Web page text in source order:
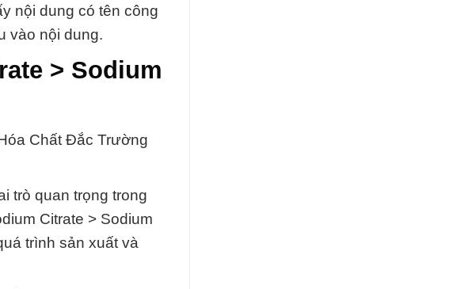
nội dung có tên công
vào nội dung.
> Sodium
Chất Đắc Trường
trò quan trọng trong
Citrate > Sodium
trình sản xuất và